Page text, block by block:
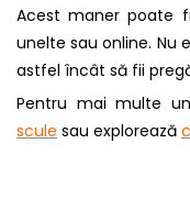
Acest maner poate
unelte sau online. Nu
astfel încât să fii
Pentru mai multe
scule sau explorează